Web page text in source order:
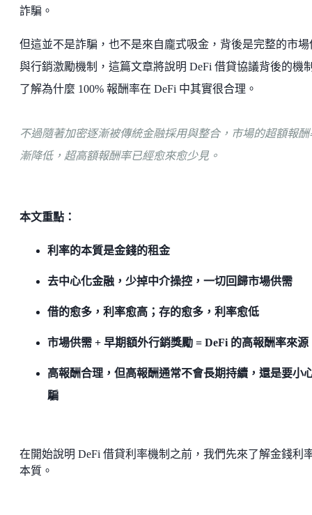
詐騙。
但這並不是詐騙，也不是來自龐式吸金，背後是完整的市場
與行銷激勵機制，這篇文章將說明 DeFi 借貸協議背後的機
了解為什麼 100% 報酬率在 DeFi 中其實很合理。
不過隨著加密逐漸被傳統金融採用與整合，市場的超額報酬
漸降低，超高額報酬率已經愈來愈少見。
本文重點：
利率的本質是金錢的租金
去中心化金融，少掉中介操控，一切回歸市場供需
借的愈多，利率愈高；存的愈多，利率愈低
市場供需 + 早期額外行銷獎勵 = DeFi 的高報酬率來源
高報酬合理，但高報酬通常不會長期持續，還是要小
騙
在開始說明 DeFi 借貸利率機制之前，我們先來了解金錢利
本質。